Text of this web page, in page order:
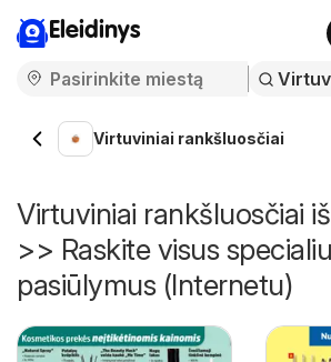
Eleidinys
Virtuviniai rankšluosčiai
Virtuviniai rankšluosčiai
>> Raskite visus
pasiūlymus (Internetu)